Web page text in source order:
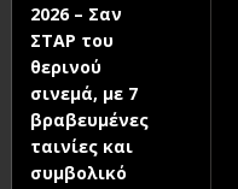
2026 – Σαν
ΣΤΑΡ του
θερινού
σινεμά, με 7
βραβευμένες
ταινίες και
συμβολικό